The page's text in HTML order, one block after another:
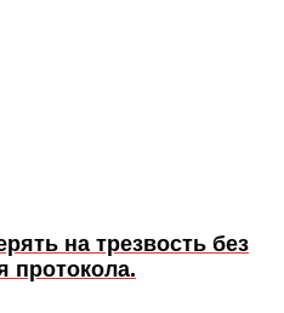
на трезвость без
протокола.